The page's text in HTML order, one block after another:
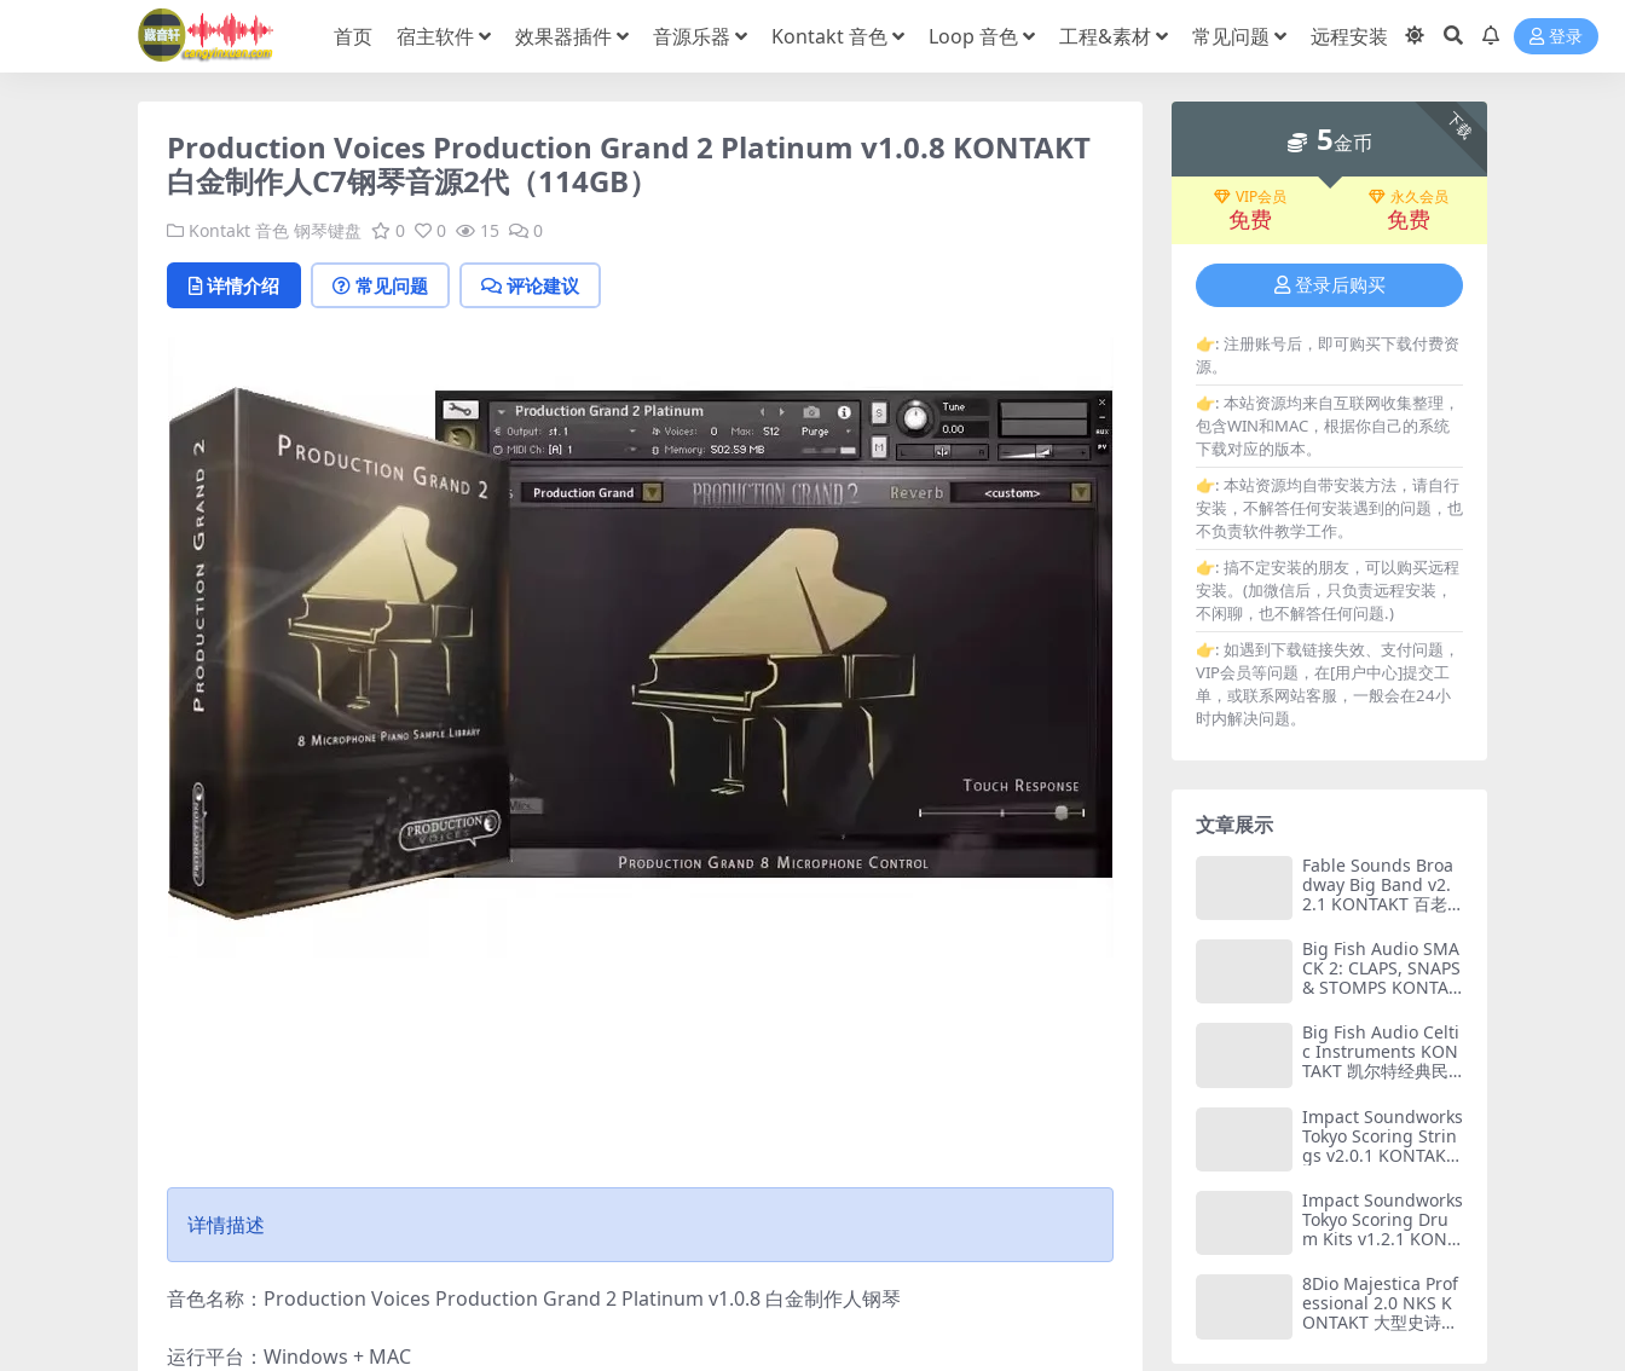
首页 宿主软件 效果器插件 音源乐器 Kontakt 音色 Loop 音色 工程&素材 常见问题 远程安装 登录
Production Voices Production Grand 2 Platinum v1.0.8 KONTAKT
白金制作人C7钢琴音源2代（114GB）
Kontakt 音色 钢琴键盘 0 0 15 0
详情介绍 常见问题 评论建议
详情描述
音色名称：Production Voices Production Grand 2 Platinum v1.0.8 白金制作人钢琴
运行平台：Windows + MAC
下载
5金币
VIP会员
免费
永久会员
免费
登录后购买
👉: 注册账号后，即可购买下载付费资
源。
👉: 本站资源均来自互联网收集整理，
包含WIN和MAC，根据你自己的系统
下载对应的版本。
👉: 本站资源均自带安装方法，请自行
安装，不解答任何安装遇到的问题，也
不负责软件教学工作。
👉: 搞不定安装的朋友，可以购买远程
安装。(加微信后，只负责远程安装，
不闲聊，也不解答任何问题.)
👉: 如遇到下载链接失效、支付问题，
VIP会员等问题，在[用户中心]提交工
单，或联系网站客服，一般会在24小
时内解决问题。
文章展示
Fable Sounds Broa
dway Big Band v2.
2.1 KONTAKT 百老
弦 铜管 音源 (101GB)
Big Fish Audio SMA
CK 2: CLAPS, SNAPS
& STOMPS KONTAK
Big Fish Audio Celti
c Instruments KON
TAKT 凯尔特经典民
Impact Soundworks
Tokyo Scoring Strin
gs v2.0.1 KONTAKT
游戏弦乐音源 (199G
B)
Impact Soundworks
Tokyo Scoring Dru
m Kits v1.2.1 KONT
子鼓音源 (71GB)
8Dio Majestica Prof
essional 2.0 NKS K
ONTAKT 大型史诗管